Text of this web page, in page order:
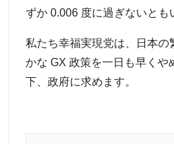
ずか 0.006 度に過ぎないとも
私たち幸福実現党は、日本の
かな GX 政策を一日も早くや
下、政府に求めます。